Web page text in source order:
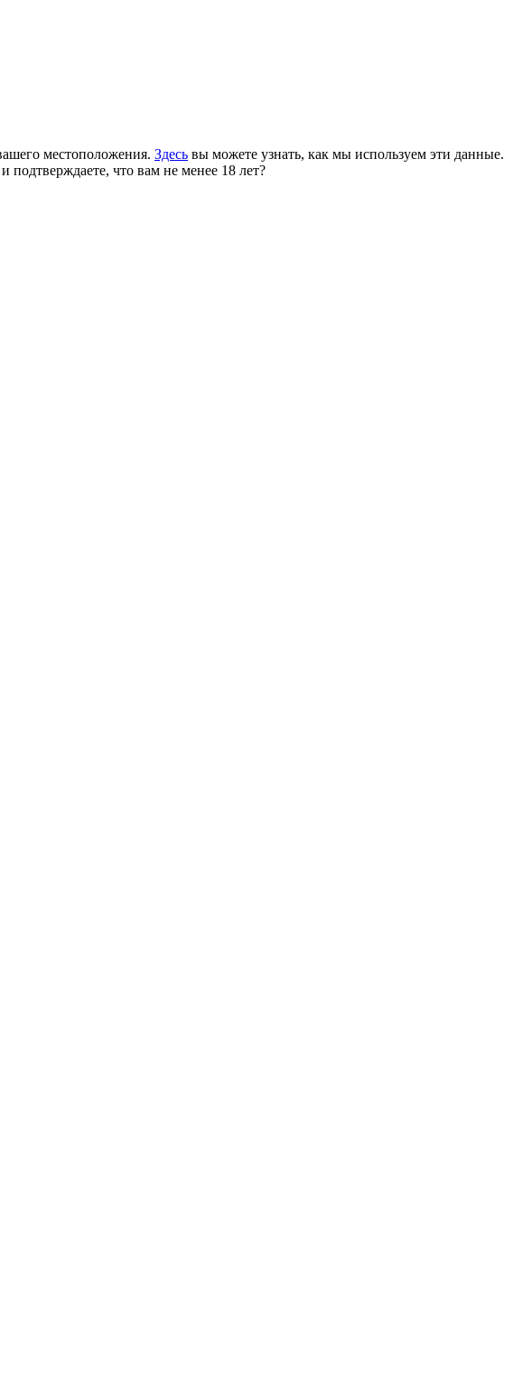
местоположения. Здесь вы можете узнать, как мы используем эти данные.
подтверждаете, что вам не менее 18 лет?